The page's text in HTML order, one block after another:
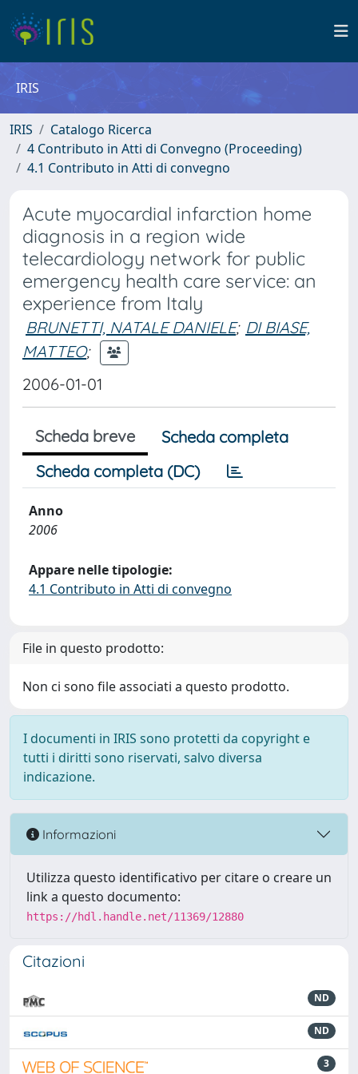
IRIS
IRIS
Catalogo Ricerca
4 Contributo in Atti di Convegno (Proceeding)
4.1 Contributo in Atti di convegno
Acute myocardial infarction home
diagnosis in a region wide
telecardiology network for public
emergency health care service: an
experience from Italy
BRUNETTI, NATALE DANIELE; DI BIASE,
MATTEO;
2006-01-01
Scheda breve
Scheda completa
Scheda completa (DC)
Anno
2006
Appare nelle tipologie:
4.1 Contributo in Atti di convegno
File in questo prodotto:
Non ci sono file associati a questo prodotto.
I documenti in IRIS sono protetti da copyright e
tutti i diritti sono riservati, salvo diversa
indicazione.
Informazioni
Utilizza questo identificativo per citare o creare un
link a questo documento:
https://hdl.handle.net/11369/12880
Citazioni
ND
ND
3